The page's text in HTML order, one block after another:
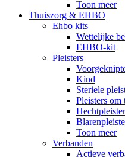
Toon meer
Thuiszorg & EHBO
Ehbo kits
Wettelijke
EHBO-kit
Pleisters
Kind
Steriele
Pleisters om
Toon meer
Verbanden
Actieve